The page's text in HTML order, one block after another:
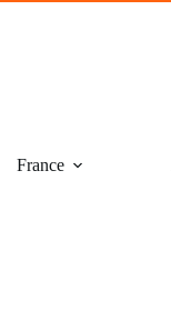
France